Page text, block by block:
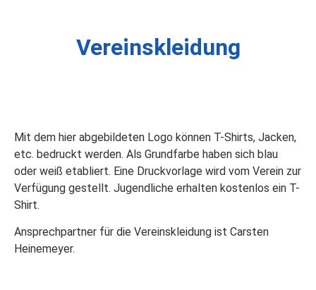
Vereinskleidung
Mit dem hier abgebildeten Logo können T-Shirts, Jacken,
etc. bedruckt werden. Als Grundfarbe haben sich blau
oder weiß etabliert. Eine Druckvorlage wird vom Verein zur
Verfügung gestellt. Jugendliche erhalten kostenlos ein T-
Shirt.
Ansprechpartner für die Vereinskleidung ist Carsten
Heinemeyer.